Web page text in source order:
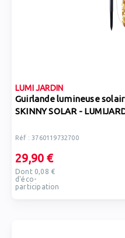
LUMI JARDIN
Guirlande lumineuse
SKINNY SOLAR -
Réf : 3760119732700
29,90 €
Dont 0,08 €
d'éco-
participation